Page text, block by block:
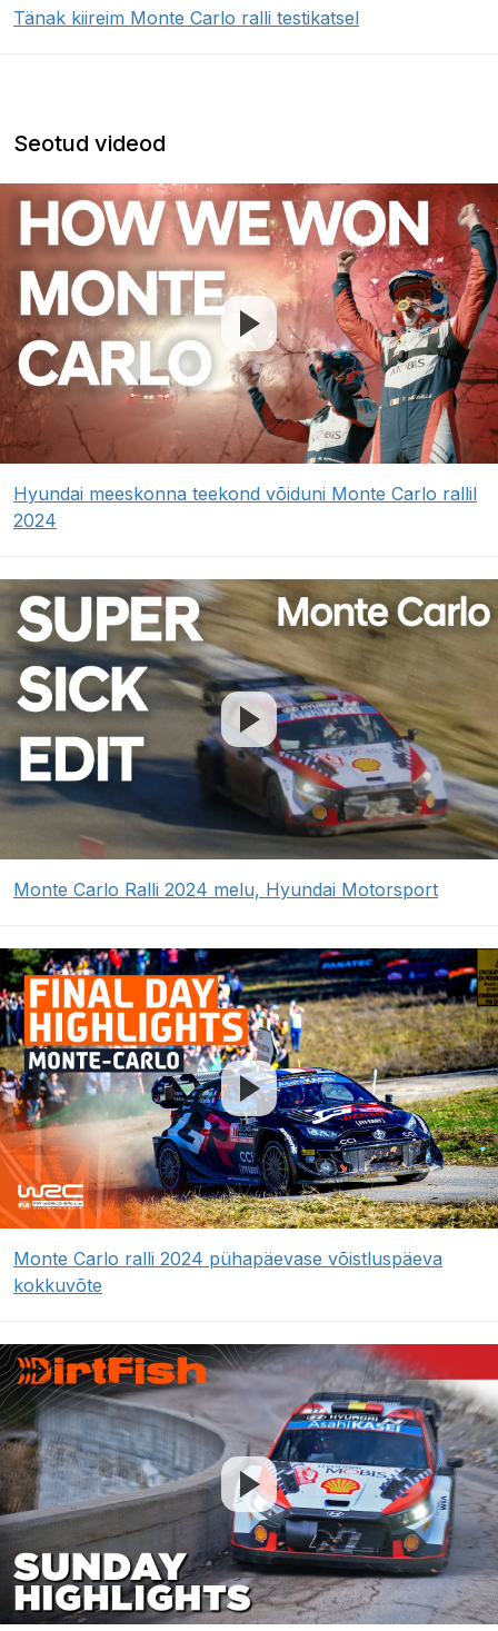
Tänak kiireim Monte Carlo ralli testikatsel
Seotud videod
Hyundai meeskonna teekond võiduni Monte Carlo rallil
2024
Monte Carlo Ralli 2024 melu, Hyundai Motorsport
Monte Carlo ralli 2024 pühapäevase võistluspäeva
kokkuvõte